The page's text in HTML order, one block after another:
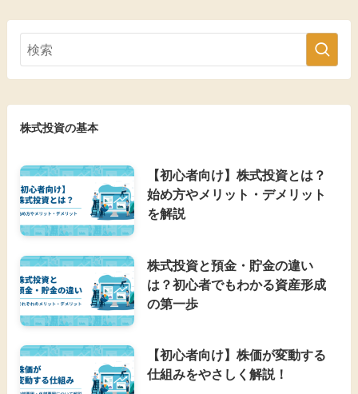
株式投資の基本
【初心者向け】株式投資とは？
始め方やメリット・デメリット
を解説
株式投資と預金・貯金の違い
は？初心者でもわかる資産形成
の第一歩
【初心者向け】株価が変動する
仕組みをやさしく解説！